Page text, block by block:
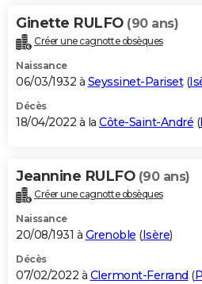
Ginette RULFO (90 ans)
Créer une cagnotte obsèques
Naissance
06/03/1932 à Seyssinet-Pariset(
Décès
18/04/2022 à la Côte-Saint-André (
Jeannine RULFO (90 ans)
Créer une cagnotte obsèques
Naissance
20/08/1931 à Grenoble (Isère)
Décès
07/02/2022 à Clermont-Ferrand (